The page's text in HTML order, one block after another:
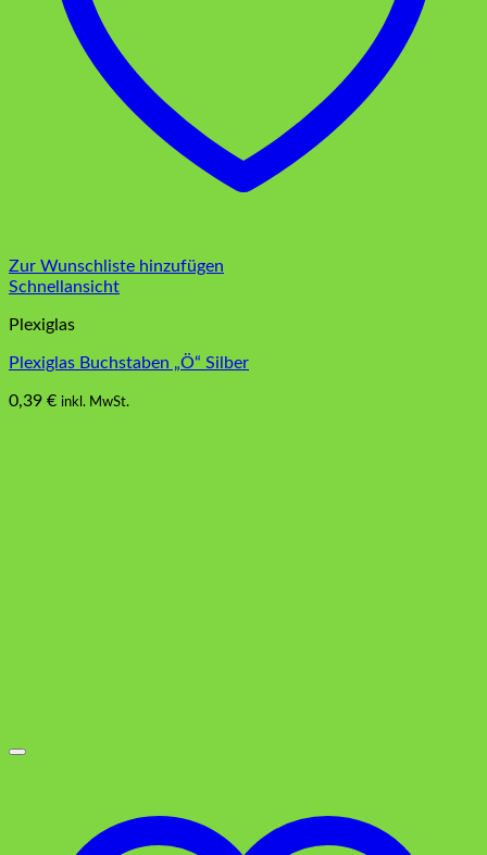
Zur Wunschliste hinzufügen
Schnellansicht
Plexiglas
Plexiglas Buchstaben „Ö“ Silber
0,39 € inkl. MwSt.